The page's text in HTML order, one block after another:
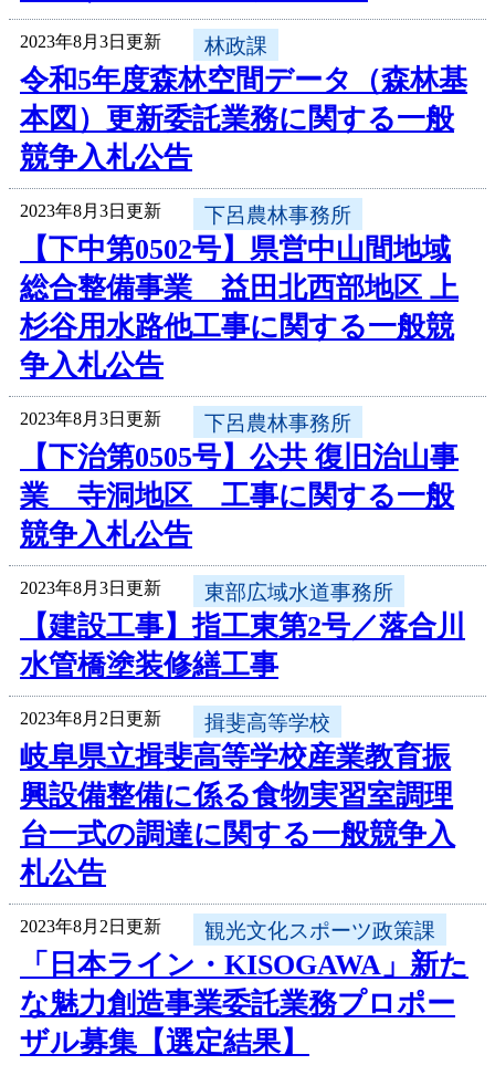
2023年8月3日更新 林政課
令和5年度森林空間データ（森林基
本図）更新委託業務に関する一般
競争入札公告
2023年8月3日更新 下呂農林事務所
【下中第0502号】県営中山間地域
総合整備事業 益田北西部地区 上
杉谷用水路他工事に関する一般競
争入札公告
2023年8月3日更新 下呂農林事務所
【下治第0505号】公共 復旧治山事
業 寺洞地区 工事に関する一般
競争入札公告
2023年8月3日更新 東部広域水道事務所
【建設工事】指工東第2号／落合川
水管橋塗装修繕工事
2023年8月2日更新 揖斐高等学校
岐阜県立揖斐高等学校産業教育振
興設備整備に係る食物実習室調理
台一式の調達に関する一般競争入
札公告
2023年8月2日更新 観光文化スポーツ政策課
「日本ライン・KISOGAWA」新た
な魅力創造事業委託業務プロポー
ザル募集【選定結果】